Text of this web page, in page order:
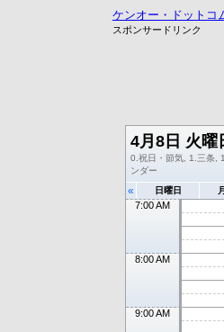
ケンオー・ドットコ
スポンサードリンク
4月8日 火曜
0.祝日・節気, 1.三条,
ンダー
« 日曜日
7:00 AM
8:00 AM
9:00 AM